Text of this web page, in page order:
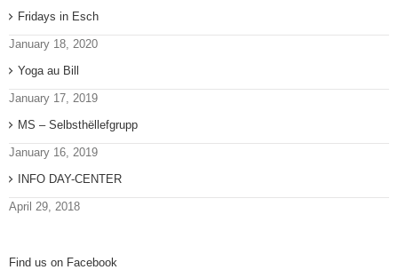
Fridays in Esch
January 18, 2020
Yoga au Bill
January 17, 2019
MS – Selbsthëllefgrupp
January 16, 2019
INFO DAY-CENTER
April 29, 2018
Find us on Facebook